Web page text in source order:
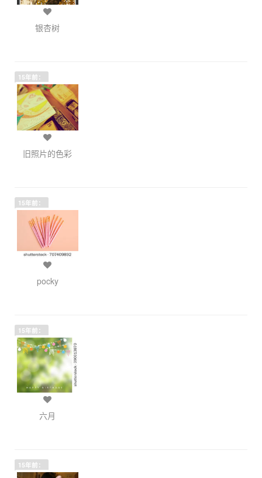
银杏树
15年前：
旧照片的色彩
15年前：
pocky
15年前：
六月
15年前：